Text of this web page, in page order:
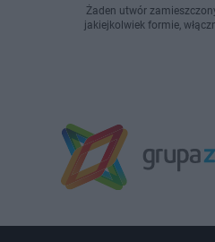
Żaden utwór
jakiejkolwiek formie,